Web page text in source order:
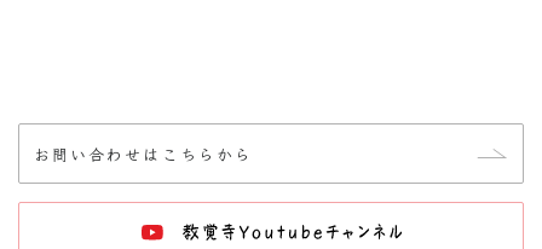
お問い合わせはこちらから